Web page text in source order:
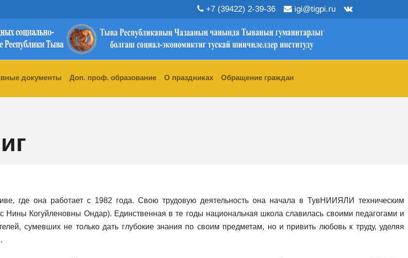
+7 (39422) 2-39-36 igi@tigpi.ru
документы Доп. проф. образование О праздниках
Обращение граждан
где она работает с 1982 года. Свою трудовую деятельность она начала в ТувНИИЯЛИ техническим
Нины Когуйленовны Ондар). Единственная в те годы национальная школа славилась своими педагогами и
сумевших не только дать глубокие знания по своим предметам, но и привить любовь к труду, уделяя